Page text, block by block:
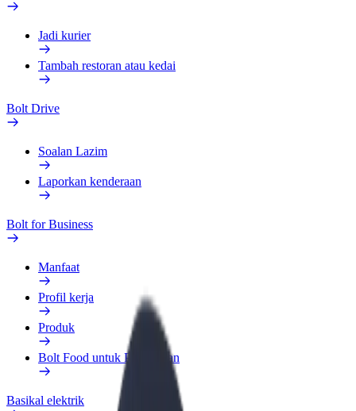
Jadi kurier
Tambah restoran atau kedai
Bolt Drive
Soalan Lazim
Laporkan kenderaan
Bolt for Business
Manfaat
Profil kerja
Produk
Bolt Food untuk Perniagaan
Basikal elektrik